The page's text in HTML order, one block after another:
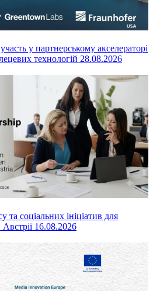
у партнерському акселераторі
технологій 28.08.2026
та соціальних ініціатив для
16.08.2026